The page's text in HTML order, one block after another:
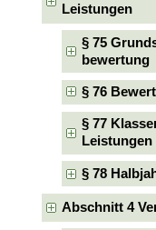
Leistungen
§ 75
bewertung
§ 76
§ 77
Leistungen
§ 78
Abschnitt 4